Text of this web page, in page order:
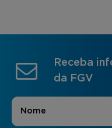
Receba
da FGV
Nome